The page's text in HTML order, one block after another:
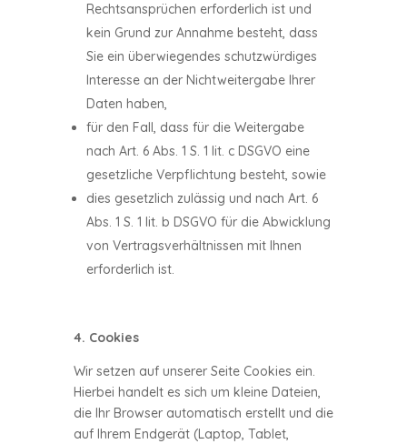
Rechtsansprüchen erforderlich ist und
kein Grund zur Annahme besteht, dass
Sie ein überwiegendes schutzwürdiges
Interesse an der Nichtweitergabe Ihrer
Daten haben,
für den Fall, dass für die Weitergabe
nach Art. 6 Abs. 1 S. 1 lit. c DSGVO eine
gesetzliche Verpflichtung besteht, sowie
dies gesetzlich zulässig und nach Art. 6
Abs. 1 S. 1 lit. b DSGVO für die Abwicklung
von Vertragsverhältnissen mit Ihnen
erforderlich ist.
4. Cookies
Wir setzen auf unserer Seite Cookies ein.
Hierbei handelt es sich um kleine Dateien,
die Ihr Browser automatisch erstellt und die
auf Ihrem Endgerät (Laptop, Tablet,